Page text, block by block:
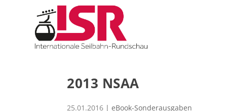
2013 NSAA
25.01.2016 | eBook-Sonderausgaben